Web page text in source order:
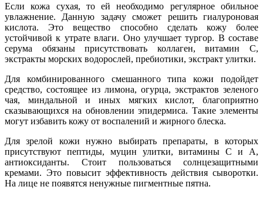
Если кожа сухая, то ей необходимо регулярное обильное
увлажнение. Данную задачу сможет решить гиалуроновая
кислота. Это вещество способно сделать кожу более
устойчивой к утрате влаги. Оно улучшает тургор. В составе
серума обязаны присутствовать коллаген, витамин С,
экстракты морских водорослей, пребиотики, экстракт улитки.
Для комбинированного смешанного типа кожи подойдет
средство, состоящее из лимона, огурца, экстрактов зеленого
чая, миндальной и иных мягких кислот, благоприятно
сказывающихся на обновлении эпидермиса. Такие элементы
могут избавить кожу от воспалений и жирного блеска.
Для зрелой кожи нужно выбирать препараты, в которых
присутствуют пептиды, муцин улитки, витамины С и А,
антиоксиданты. Стоит пользоваться солнцезащитными
кремами. Это повысит эффективность действия сыворотки.
На лице не появятся ненужные пигментные пятна.